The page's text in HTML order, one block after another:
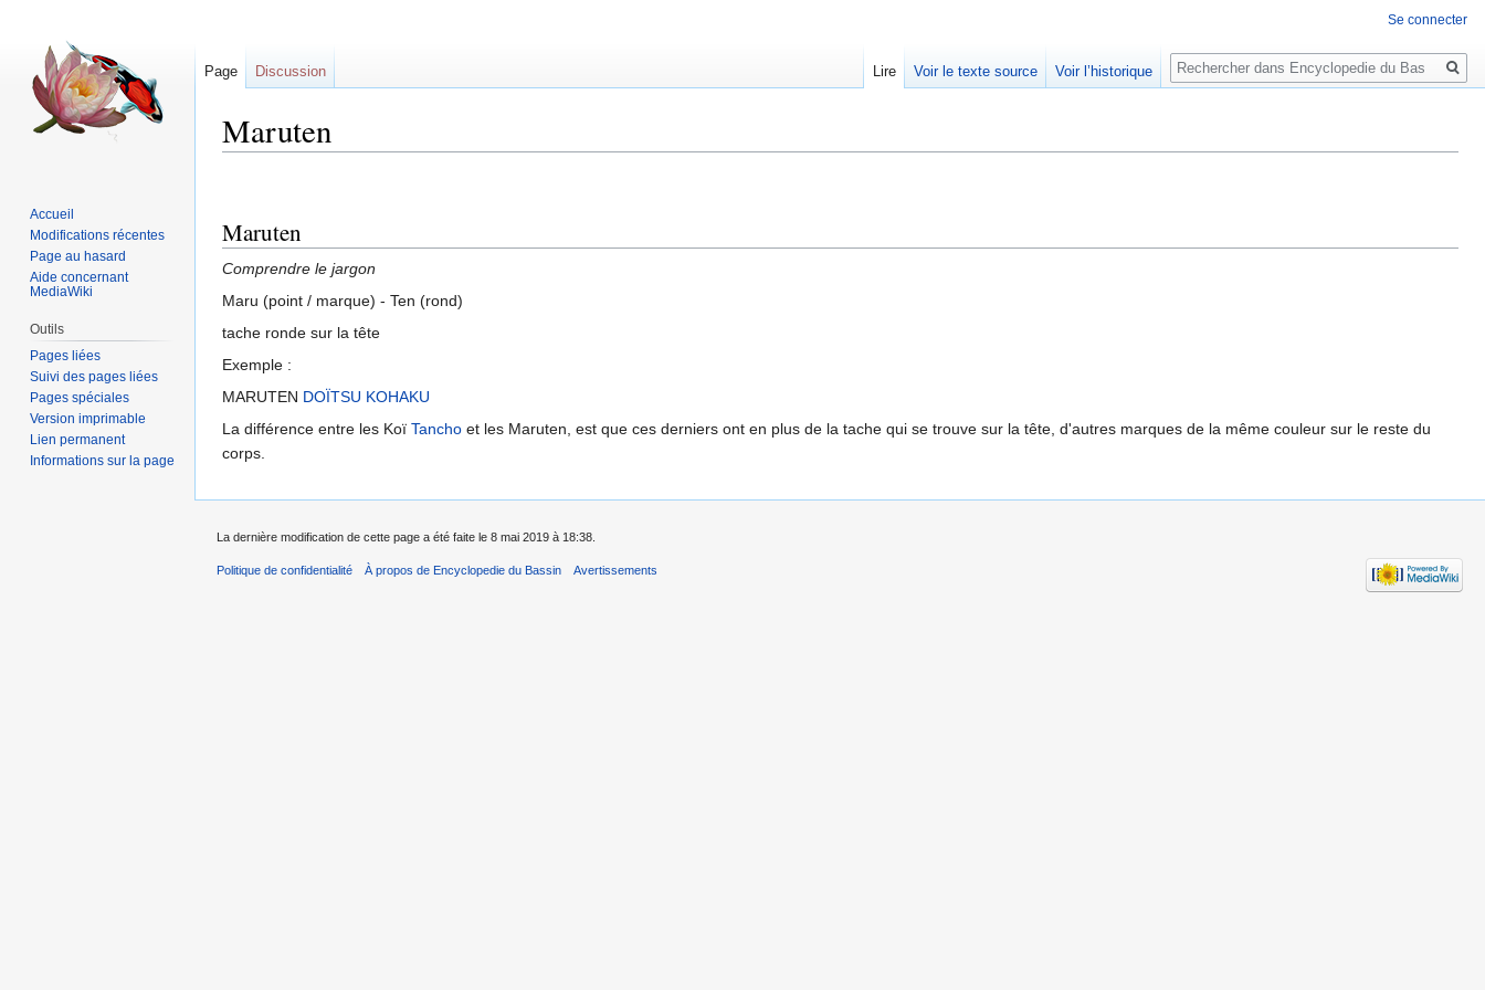
Maruten
la
navigation
la
recherche
Maruten
Comprendre le jargon
Maru (point / marque) - Ten (rond)
tache ronde sur la tête
Exemple :
MARUTEN DOÏTSU KOHAKU
La différence entre les Koï Tancho et les Maruten, est que ces derniers ont en plus de la tache qui se trouve sur la tête, d'autres marques de la même couleur sur le reste du
corps.
Se connecter
Page Discussion Lire Voir le texte source Voir l’historique
Rechercher
Accueil
Modifications récentes
Page au hasard
Aide concernant
MediaWiki
Outils
Pages liées
Suivi des pages liées
Pages spéciales
Version imprimable
Lien permanent
Informations sur la page
La dernière modification de cette page a été faite le 8 mai 2019 à 18:38.
Politique de confidentialité À propos de Encyclopedie du Bassin Avertissements